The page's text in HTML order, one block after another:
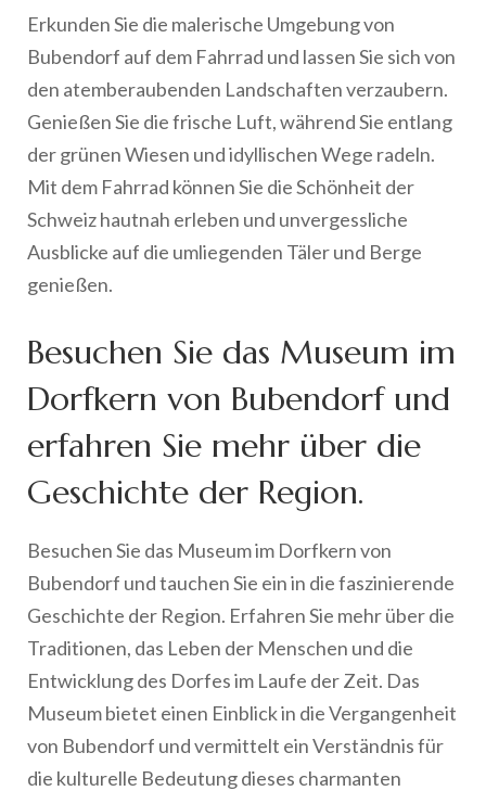
Erkunden Sie die malerische Umgebung von
Bubendorf auf dem Fahrrad und lassen Sie sich von
den atemberaubenden Landschaften verzaubern.
Genießen Sie die frische Luft, während Sie entlang
der grünen Wiesen und idyllischen Wege radeln.
Mit dem Fahrrad können Sie die Schönheit der
Schweiz hautnah erleben und unvergessliche
Ausblicke auf die umliegenden Täler und Berge
genießen.
Besuchen Sie das Museum im
Dorfkern von Bubendorf und
erfahren Sie mehr über die
Geschichte der Region.
Besuchen Sie das Museum im Dorfkern von
Bubendorf und tauchen Sie ein in die faszinierende
Geschichte der Region. Erfahren Sie mehr über die
Traditionen, das Leben der Menschen und die
Entwicklung des Dorfes im Laufe der Zeit. Das
Museum bietet einen Einblick in die Vergangenheit
von Bubendorf und vermittelt ein Verständnis für
die kulturelle Bedeutung dieses charmanten